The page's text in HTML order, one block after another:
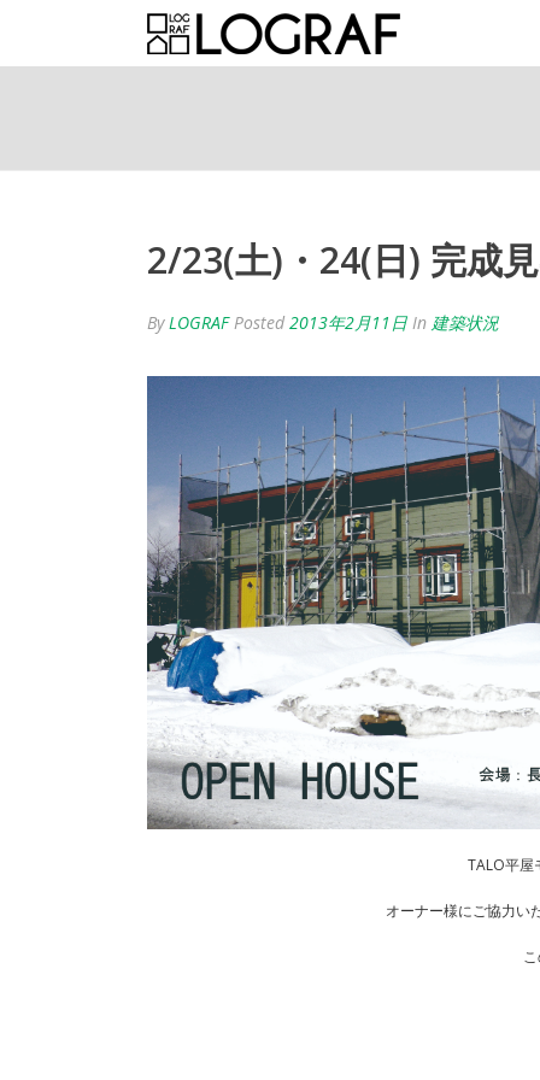
2/23(土)・24(日) 完成
ByLOGRAF Posted 2013年2月11日 In 建築状況
TALO平
オーナー様にご協力い